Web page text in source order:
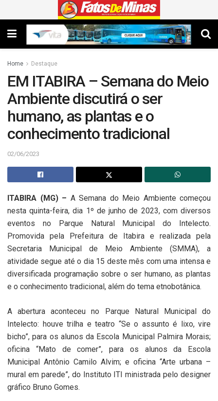
Home Destaque
EM ITABIRA – Semana do Meio
Ambiente discutirá o ser
humano, as plantas e o
conhecimento tradicional
02/06/2023
ITABIRA (MG) – A Semana do Meio Ambiente começou
nesta quinta-feira, dia 1º de junho de 2023, com diversos
eventos no Parque Natural Municipal do Intelecto.
Promovida pela Prefeitura de Itabira e realizada pela
Secretaria Municipal de Meio Ambiente (SMMA), a
atividade segue até o dia 15 deste mês com uma intensa e
diversificada programação sobre o ser humano, as plantas
e o conhecimento tradicional, além do tema etnobotânica.
A abertura aconteceu no Parque Natural Municipal do
Intelecto: houve trilha e teatro “Se o assunto é lixo, vire
bicho”, para os alunos da Escola Municipal Palmira Morais;
oficina “Mato de comer”, para os alunos da Escola
Municipal Antônio Camilo Alvim; e oficina “Arte urbana –
mural em parede”, do Instituto ITI ministrada pelo designer
gráfico Bruno Gomes.